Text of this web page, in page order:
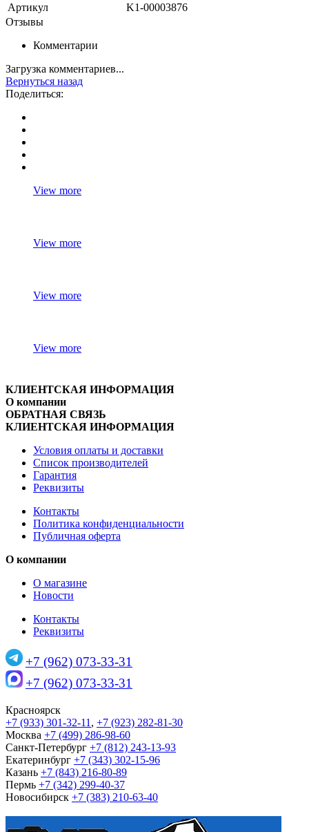
Артикул
K1-00003876
Отзывы
Комментарии
Загрузка комментариев...
Вернуться назад
Поделиться:
View more
View more
View more
View more
КЛИЕНТСКАЯ ИНФОРМАЦИЯ
О компании
ОБРАТНАЯ СВЯЗЬ
КЛИЕНТСКАЯ ИНФОРМАЦИЯ
Условия оплаты и доставки
Список производителей
Гарантия
Реквизиты
Контакты
Политика конфиденциальности
Публичная оферта
О компании
О магазине
Новости
Контакты
Реквизиты
+7 (962) 073-33-31
+7 (962) 073-33-31
Красноярск
+7 (933) 301-32-11 , +7 (923) 282-81-30
Москва +7 (499) 286-98-60
Санкт-Петербург +7 (812) 243-13-93
Екатеринбург +7 (343) 302-15-96
Казань +7 (843) 216-80-89
Пермь +7 (342) 299-40-37
Новосибирск +7 (383) 210-63-40